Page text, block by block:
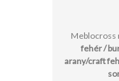
Meblocross
fehér /
arany/craft